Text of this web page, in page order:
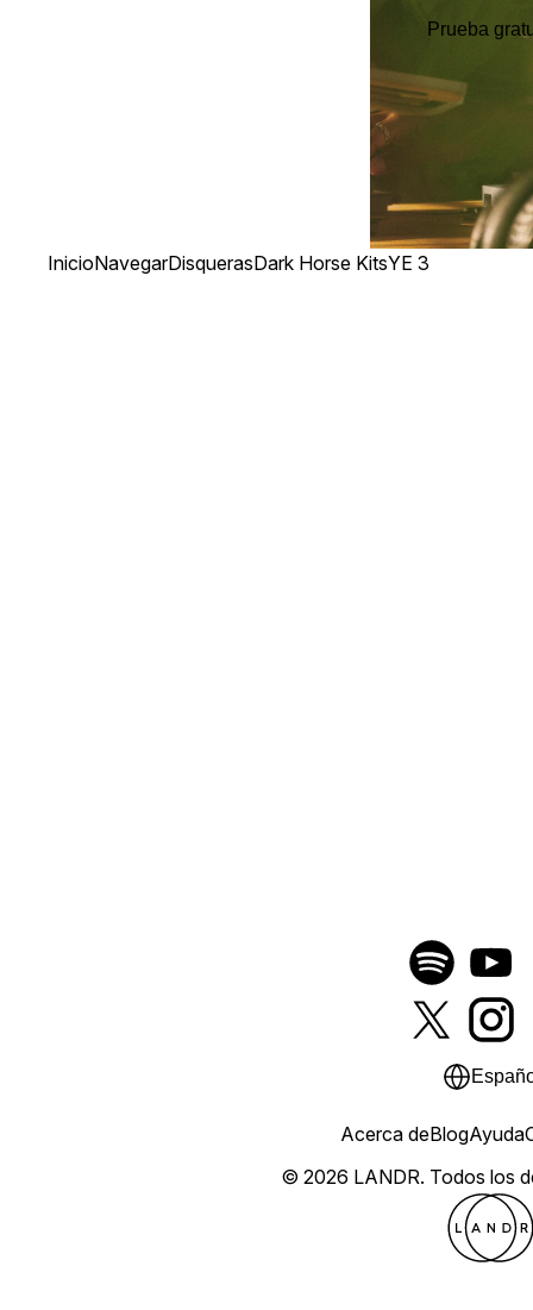
Prueba
InicioNavegarDisquerasDark Horse KitsYE 3
© 2026 LANDR. Todos los
Acerca deBlogAyuda